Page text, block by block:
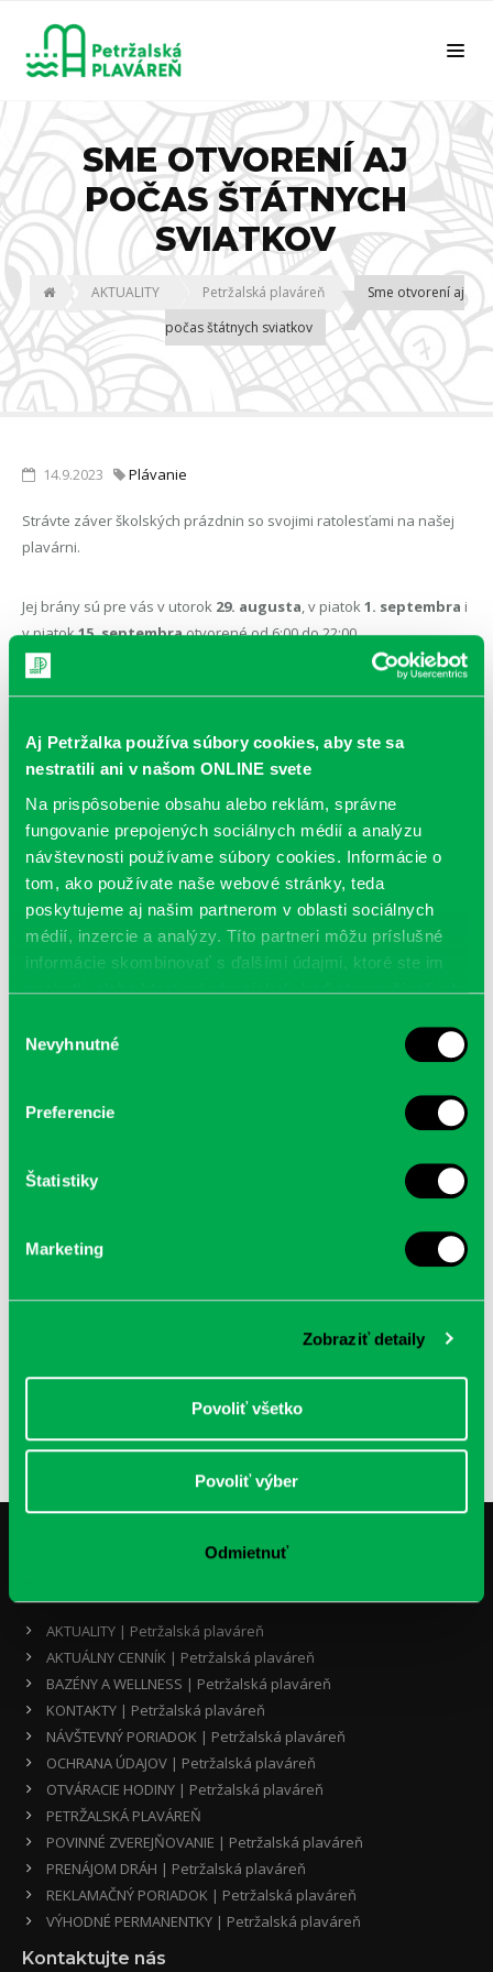
Aj Petržalka používa súbory cookies, aby ste sa
nestratili ani v našom ONLINE svete
Na prispôsobenie obsahu alebo reklám, správne
fungovanie prepojených sociálnych médií a analýzu
návštevnosti používame súbory cookies. Informácie o
tom, ako používate naše webové stránky, teda
poskytujeme aj našim partnerom v oblasti sociálnych
médií, inzercie a analýzy. Títo partneri môžu príslušné
informácie skombinovať s ďalšími údajmi, ktoré ste im
poskytli, alebo ktoré od vás získali, keď ste používali ich
súhlasu
Nevyhnutné
Preferencie
Štatistiky
Marketing
Zobraziť detaily
Povoliť všetko
Povoliť výber
Odmietnuť
SME OTVORENÍ AJ
POČAS ŠTÁTNYCH
SVIATKOV
AKTUALITY Petržalská plaváreň
Sme otvorení aj
počas štátnych sviatkov
14.9.2023 Plávanie
Strávte záver školských prázdnin so svojimi ratolesťami na našej
plavárni.
Jej brány sú pre vás v utorok 29. augusta, v piatok1. septembra i
v piatok15. septembraotvorené od 6:00 do 22:00.
Súvisiace články
PETRŽALSKÁ PLAVÁREŇ BUDE OD 1. 8. ZNOVU
LETNÁ PRESTÁVKA NA PETRŽALSKEJ PLAVÁRNI
Na sieťach už pod názvom Petržalka športuje
AKTUALITY | Petržalská plaváreň
AKTUÁLNY CENNÍK | Petržalská plaváreň
BAZÉNY A WELLNESS | Petržalská plaváreň
KONTAKTY | Petržalská plaváreň
NÁVŠTEVNÝ PORIADOK | Petržalská plaváreň
OCHRANA ÚDAJOV | Petržalská plaváreň
OTVÁRACIE HODINY | Petržalská plaváreň
PETRŽALSKÁ PLAVÁREŇ
POVINNÉ ZVEREJŇOVANIE | Petržalská plaváreň
PRENÁJOM DRÁH | Petržalská plaváreň
REKLAMAČNÝ PORIADOK | Petržalská plaváreň
VÝHODNÉ PERMANENTKY | Petržalská plaváreň
Kontaktujte nás